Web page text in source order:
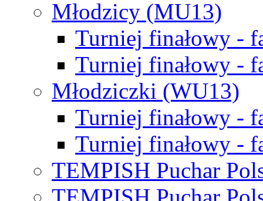
Młodzicy (MU13)
Turniej finałowy -
Turniej finałowy -
Młodziczki (WU13)
Turniej finałowy -
Turniej finałowy -
TEMPISH Puchar